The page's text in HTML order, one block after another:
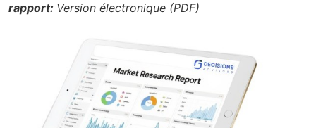
rapport: Version électronique (PDF)